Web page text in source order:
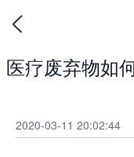
医疗废弃物如
2020-03-11 20:02:44